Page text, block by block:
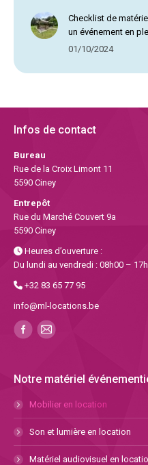
Checklist de
un événement en
01/10/2024
Infos de contact
Bureau
Rue de la Croix Limont 11
5590 Ciney
Entrepôt
Rue du Marché Couvert 9a
5590 Ciney
Heures d’ouverture :
Du lundi au vendredi : 08h00 –
+32 83 65 77 95
info@ml-locations.be
Notre matériel
Mobilier en location
Son et lumière en location
Matériel audiovisuel en